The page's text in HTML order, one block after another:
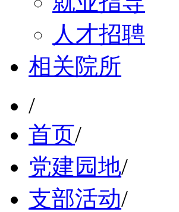
人才招聘
相关院所
/
首页/
党建园地/
支部活动/